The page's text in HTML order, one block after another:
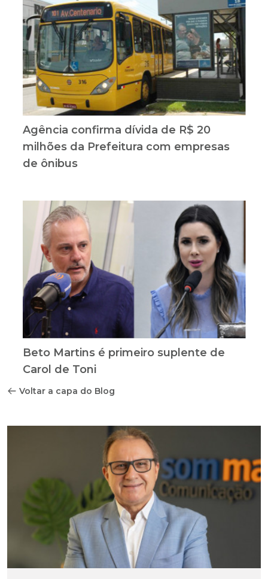
Agência confirma dívida de R$ 20
milhões da Prefeitura com empresas
de ônibus
Beto Martins é primeiro suplente de
Carol de Toni
Voltar a capa do Blog